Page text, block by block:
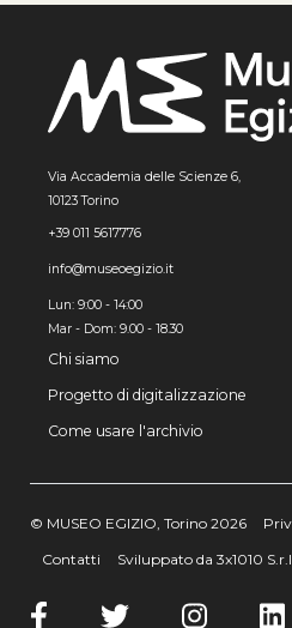
Via Accademia delle Scienze 6,
10123 Torino
+39 011 5617776
info@museoegizio.it
Lun: 9:00 - 14:00
Mar - Dom: 9.00 - 18.30
Chi siamo
Progetto di digitalizzazione
Come usare l'archivio
© MUSEO EGIZIO, Torino 2026
Contatti
Sviluppato da 3x1010